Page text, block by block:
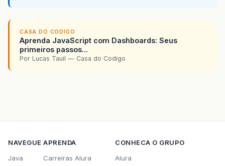
CASA DO CODIGO
Aprenda JavaScript com Dashboards: Seus
primeiros passos...
Por Lucas Tauil — Casa do Codigo
NAVEGUE
Java
APRENDA
Carreiras Alura
CONHECA O GRUPO
Alura